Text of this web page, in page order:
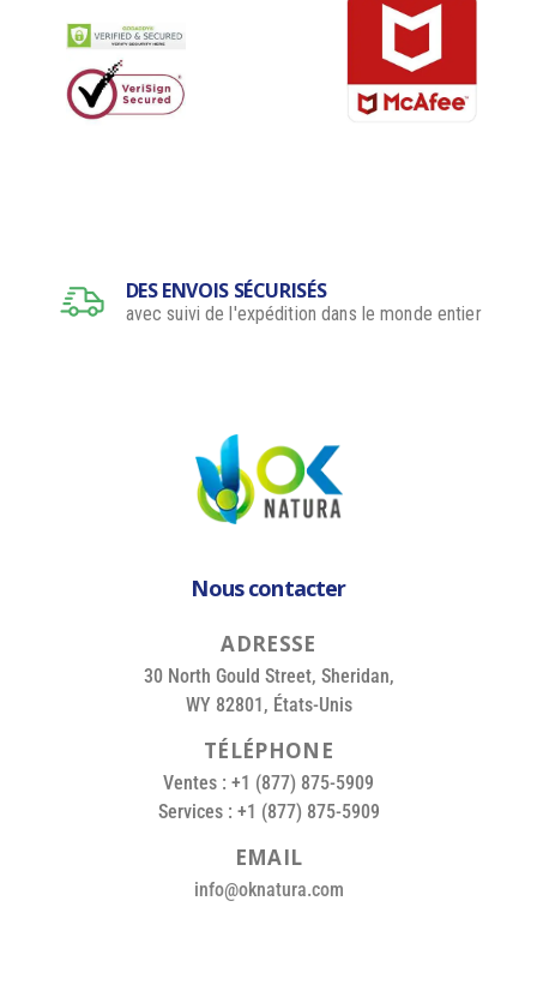
DES ENVOIS SÉCURISÉS
avec suivi de l'expédition dans le monde entier
Nous contacter
ADRESSE
30 North Gould Street, Sheridan,
WY 82801, États-Unis
TÉLÉPHON E
Ventes : +1 (877) 875-5909
Services : +1 (877) 875-5909
EMAIL
info@oknatura.com